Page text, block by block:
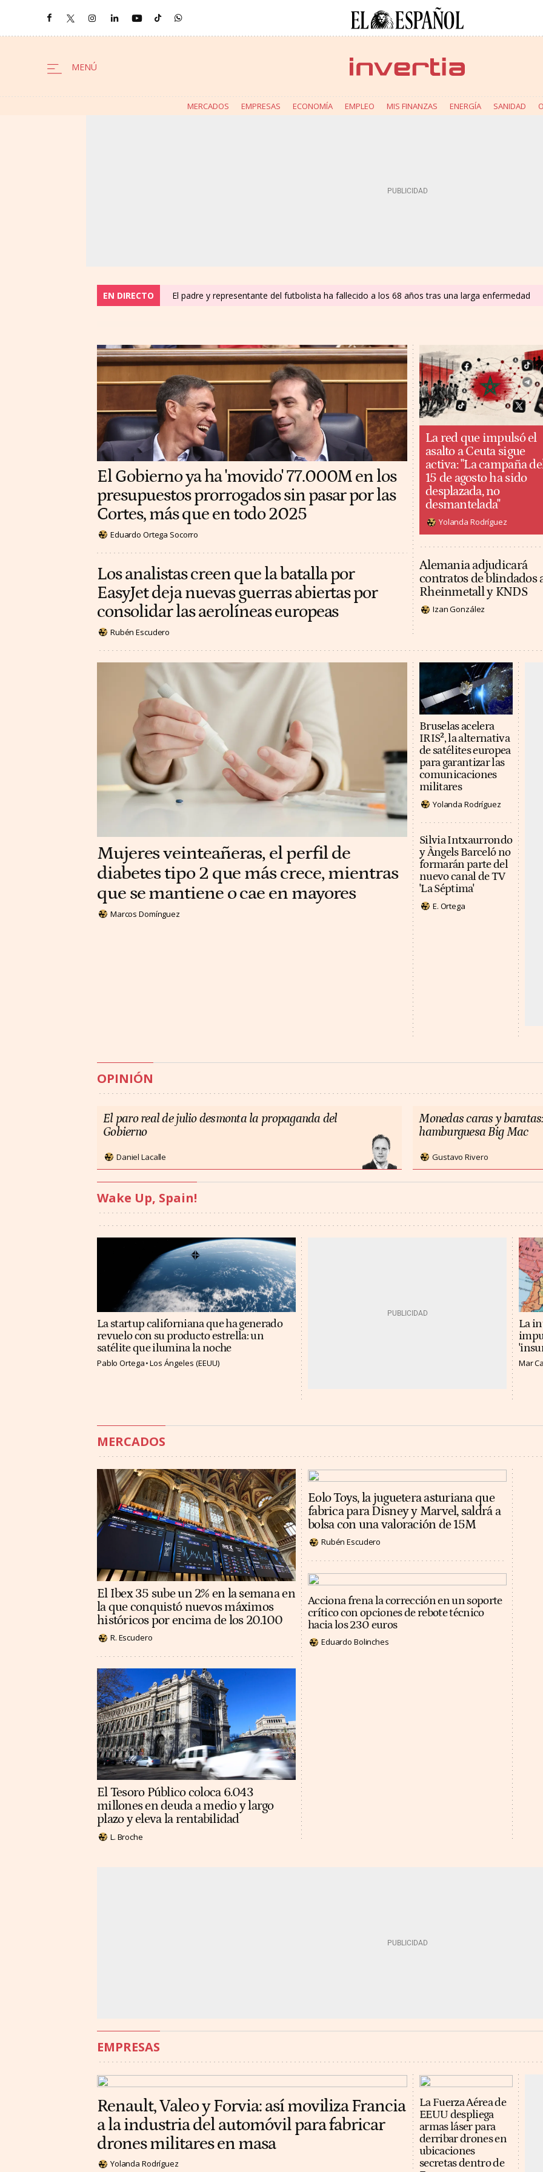
MERCADOS EMPRESAS ECONOMÍA EMPLEO MIS FINANZAS ENERGÍA SANIDAD
EN DIRECTO El padre y representante del futbolista ha fallecido a los 68 años tras una larga enfermedad
El Gobierno ya ha 'movido' 77.000M en los
presupuestos prorrogados sin pasar por las
Cortes, más que en todo 2025
Eduardo Ortega Socorro
Los analistas creen que la batalla por
EasyJet deja nuevas guerras abiertas por
consolidar las aerolíneas europeas
Rubén Escudero
La red que impulsó el
asalto a Ceuta sigue
activa: "La campaña
15 de agosto ha sido
desplazada, no
desmantelada"
Yolanda Rodríguez
Alemania adjudicará
contratos de blindados
Rheinmetall y KNDS
Izan González
Mujeres veinteañeras, el perfil de
diabetes tipo 2 que más crece, mientras
que se mantiene o cae en mayores
Marcos Domínguez
Bruselas acelera
IRIS², la alternativa
de satélites europea
para garantizar las
comunicaciones
militares
Yolanda Rodríguez
Silvia Intxaurrondo
y Àngels Barceló no
formarán parte del
nuevo canal de TV
'La Séptima'
E. Ortega
OPINIÓN
El paro real de julio desmonta la propaganda del
Gobierno
Daniel Lacalle
Monedas caras y
hamburguesa Big Mac
Gustavo Rivero
Wake Up, Spain!
La startup californiana que ha generado
revuelo con su producto estrella: un
satélite que ilumina la noche
Pablo Ortega Los Ángeles (EEUU)
La
Mar
MERCADOS
El Ibex 35 sube un 2% en la semana en
la que conquistó nuevos máximos
históricos por encima de los 20.100
R. Escudero
El Tesoro Público coloca 6.043
millones en deuda a medio y largo
plazo y eleva la rentabilidad
L. Broche
Eolo Toys, la juguetera asturiana que
fabrica para Disney y Marvel, saldrá a
bolsa con una valoración de 15M
Rubén Escudero
Acciona frena la corrección en un soporte
crítico con opciones de rebote técnico
hacia los 230 euros
Eduardo Bolinches
EMPRESAS
Renault, Valeo y Forvia: así moviliza Francia
a la industria del automóvil para fabricar
drones militares en masa
Yolanda Rodríguez
La Fuerza Aérea de
EEUU despliega
armas láser para
derribar drones en
ubicaciones
secretas dentro de